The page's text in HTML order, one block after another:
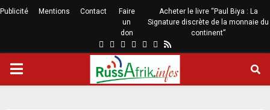
Publicité Mentions Contact
Faire
un
don
Acheter le livre “Paul Biya : La
Signature discrète de la monnaie du
continent”